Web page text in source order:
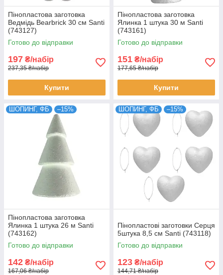
Пінопластова заготовка
Ведмідь Bearbrick 30 см Santi
(743127)
Готово до відправки
197 ₴/набір
237,35 ₴/набір
Купити
Пінопластова заготовка
Ялинка 1 штука 30 м Santi
(743161)
Готово до відправки
151 ₴/набір
177,65 ₴/набір
Купити
ШОПИНГ, ФБ –15%
Пінопластова заготовка
Ялинка 1 штука 26 м Santi
(743162)
Готово до відправки
142 ₴/набір
167,06 ₴/набір
ШОПИНГ, ФБ –15%
Пінопластові заготовки Серця
5штука 8,5 см Santi (743118)
Готово до відправки
123 ₴/набір
144,71 ₴/набір